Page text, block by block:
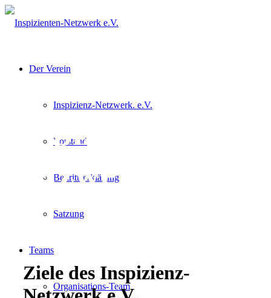
Der Verein
Inspizienz-Netzwerk. e.V.
Vorstand
Beitrittserklärung
Satzung
Teams
Organisations-Team
Inspizienz-
Netzwerk e.V.
Ziele des Inspizienz-